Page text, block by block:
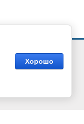
Статьи
Хорошо